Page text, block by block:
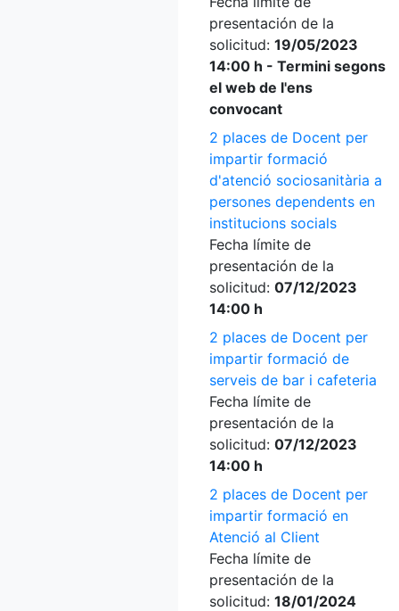
presentación de la
solicitud: 19/05/2023
14:00 h - Termini segons
el web de l'ens
convocant
2 places de Docent per
impartir formació
d'atenció sociosanitària a
persones dependents en
institucions socials
Fecha límite de
presentación de la
solicitud: 07/12/2023
14:00 h
2 places de Docent per
impartir formació de
serveis de bar i cafeteria
Fecha límite de
presentación de la
solicitud: 07/12/2023
14:00 h
2 places de Docent per
impartir formació en
Atenció al Client
Fecha límite de
presentación de la
solicitud: 18/01/2024